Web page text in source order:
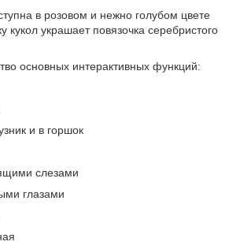
в розовом и нежно голубом цвете
кукол украшает повязочка серебристого
основных интерактивных функций:
и в горшок
слезами
глазами